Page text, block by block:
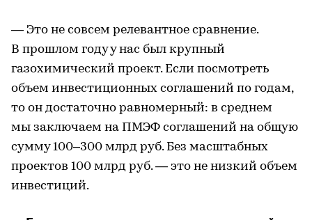
— Это не совсем релевантное сравнение.
В прошлом году у нас был крупный
газохимический проект. Если посмотреть
объем инвестиционных соглашений по годам,
то он достаточно равномерный: в среднем
мы заключаем на ПМЭФ соглашений на общую
сумму 100–300 млрд руб. Без масштабных
проектов 100 млрд руб. — это не низкий объем
инвестиций.